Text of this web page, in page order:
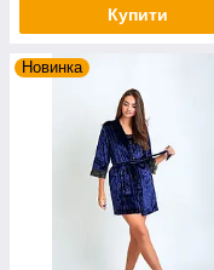
Купити
Новинка